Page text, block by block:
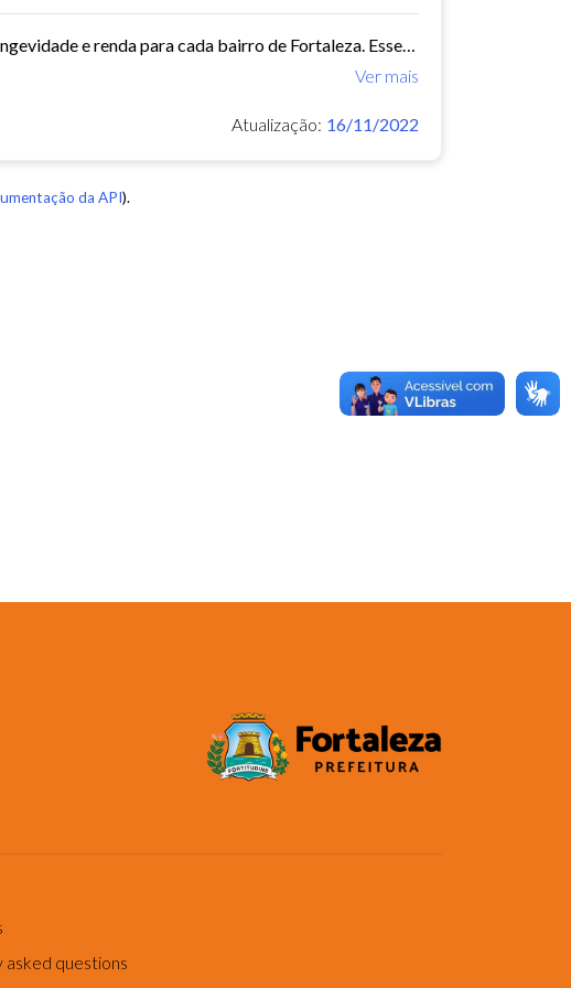
Este conjunto de dados contém indicadores de educação, longevidade e renda para cada bairro de Fortaleza. Esses três indicadores juntos formam o Indice de Desenvolvimento Humano...
Ver mais
Atualização: 16/11/2022
da API).
asked questions